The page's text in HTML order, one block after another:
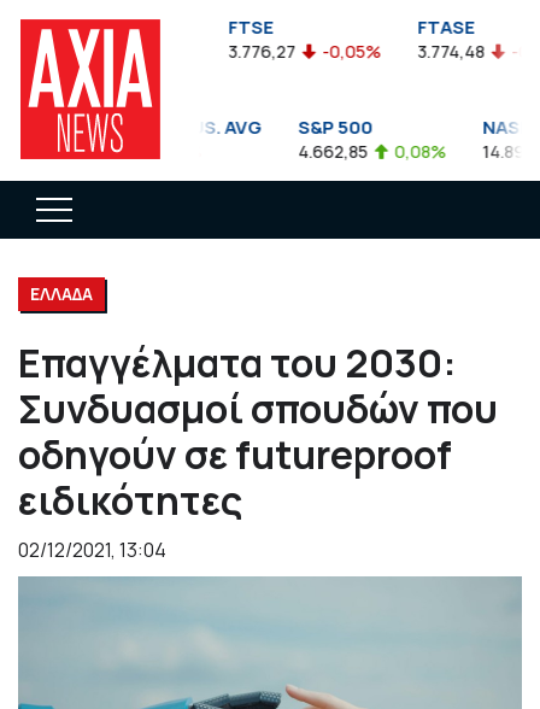
FTSEA
899,47 -0,04%
FTSE
3.776,27 -0,05%
FTASE
3.774,48 -0,10%
DOW JONES INDUS. AVG
35.911,81 -0,56%
S&P 500
4.662,85 0,08% 14.893,75
ΕΛΛΑΔΑ
Επαγγέλματα του 2030:
Συνδυασμοί σπουδών που
οδηγούν σε futureproof
ειδικότητες
02/12/2021, 13:04